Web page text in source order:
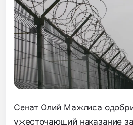
Сенат Олий Мажлиса
ужесточающий наказание